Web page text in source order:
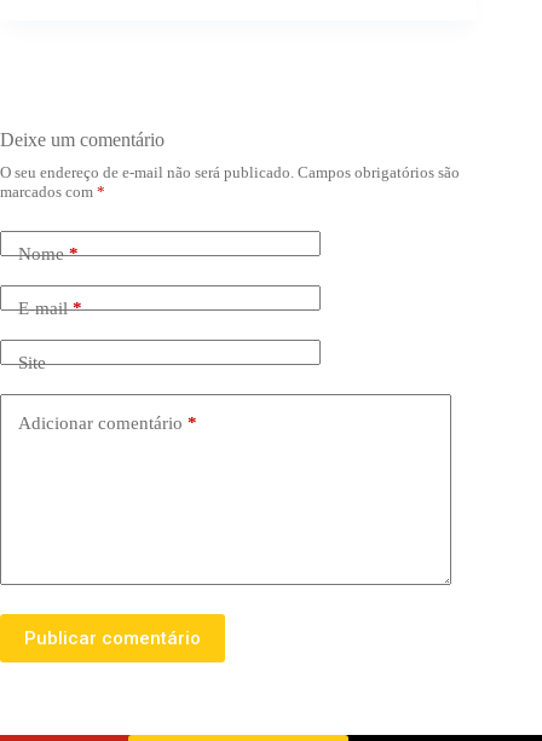
Deixe um comentário
O seu endereço de e-mail não será publicado. Campos obrigatórios são
marcados com *
Nome*
E-mail*
Site
Adicionar comentário *
Publicar comentário